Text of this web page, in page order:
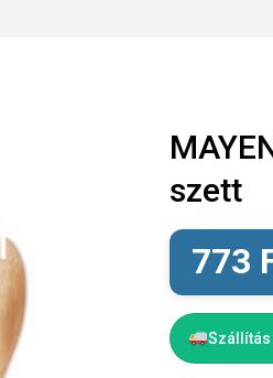
szett
773
Szállítás